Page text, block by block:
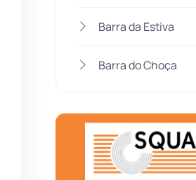
Barra da Estiva
Barra do Choça
Bom Jesus da Lapa